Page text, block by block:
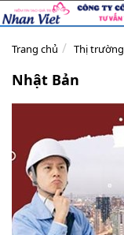
Trang chủ Thị trường
Nhật Bản